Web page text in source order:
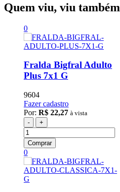
Quem viu, viu também
0
Fralda Bigfral Adulto
Plus 7x1 G
9604
Fazer cadastro
Por: R$ 22,27 à vista
-
+
Comprar
0